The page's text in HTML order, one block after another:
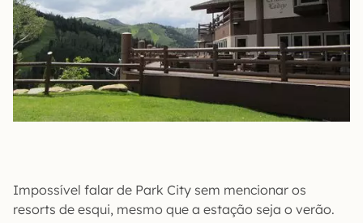
Impossível falar de Park City sem mencionar os
resorts de esqui, mesmo que a estação seja o verão.